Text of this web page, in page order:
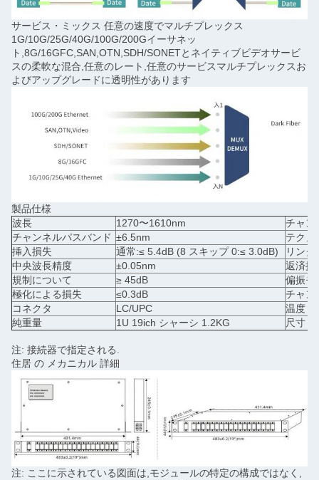
サービス・ミックス 任意の速度でマルチプレックス
1G/10G/25G/40G/100G/200Gイーサネッ
ト,8G/16GFC,SAN,OTN,SDH/SONETとネイティブビデオサービ
スの柔軟な混合,任意のレート,任意のサービスマルチプレックスお
よびアップグレードに透明性があります
製品仕様
波長
1270〜1610nm
チャン
チャンネルパスバンド ±6.5nm
テクノ
挿入損失
通常:≤ 5.4dB (8 スキップ 0:≤ 3.0dB)
リン
中央波長精度
±0.05nm
返済損
規制について
≥ 45dB
偏振モ
極化による損失
≤0.3dB
チャン
コネクタ
LC/UPC
温度
純重量
1U 19ich シャーシ 1.2KG 尺寸
注: 接続器で指定される.
住居 の メカニカル 詳細
注: ここに示されている図面は,モジュールの特定の構成ではなく,